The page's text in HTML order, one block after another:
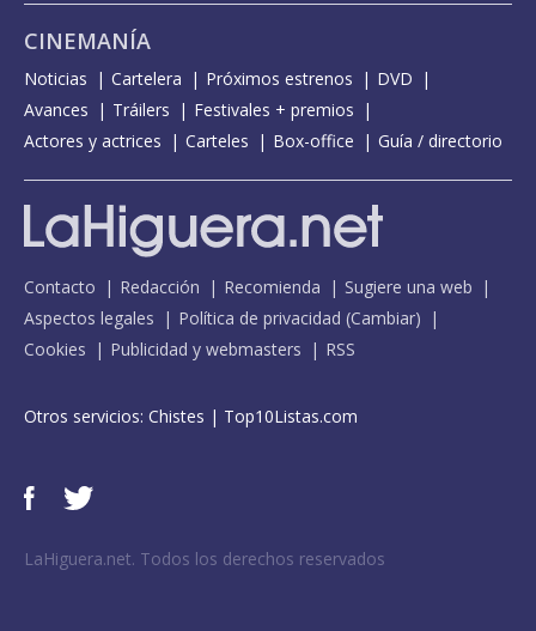
CINEMANÍA
Noticias Cartelera Próximos estrenos
DVD
Avances
Tráilers
Festivales + premios
Actores y actrices
Carteles Box-office Guía / directorio
Contacto Redacción Recomienda
Sugiere una web
Aspectos legales
Política de privacidad (Cambiar)
Cookies
Publicidad y webmasters RSS
Otros servicios: Chistes | Top10Listas.com
LaHiguera.net. Todos los derechos reservados